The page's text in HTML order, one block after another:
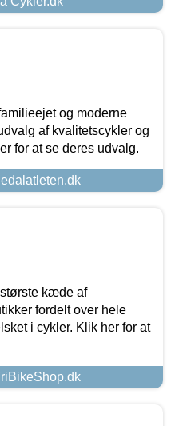
og moderne
af kvalitetscykler og
for at se deres udvalg.
kæde af
fordelt over hele
i cykler. Klik her for at